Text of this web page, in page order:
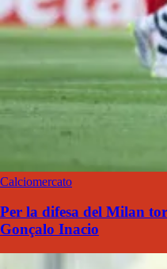
Calciomercato
Per la difesa del Milan
Gonçalo Inacio